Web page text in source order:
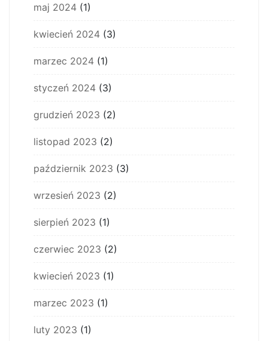
maj 2024 (1)
kwiecień 2024 (3)
marzec 2024 (1)
styczeń 2024 (3)
grudzień 2023 (2)
listopad 2023 (2)
październik 2023 (3)
wrzesień 2023 (2)
sierpień 2023 (1)
czerwiec 2023 (2)
kwiecień 2023 (1)
marzec 2023 (1)
luty 2023 (1)